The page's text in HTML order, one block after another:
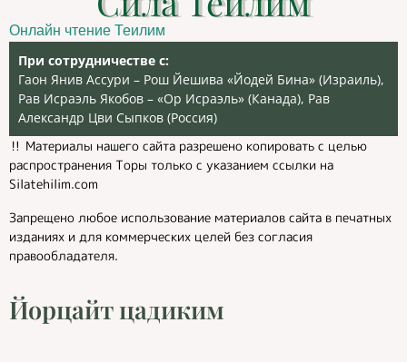
Онлайн чтение Теилим
При сотрудничестве с:
Гаон Янив Ассури – Рош Йешива «Йодей Бина» (Израиль),
Рав Исраэль Якобов – «Ор Исраэль» (Канада), Рав
Александр Цви Сыпков (Россия)
‼️ Материалы нашего сайта разрешено копировать с целью
распространения Торы только с указанием ссылки на
Silatehilim.com
Запрещено любое использование материалов сайта в печатных
изданиях и для коммерческих целей без согласия
правообладателя.
Йорцайт цадиким